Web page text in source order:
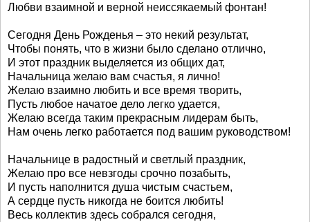
Любви взаимной и верной неиссякаемый фонтан!
Сегодня День Рожденья – это некий результат,
Чтобы понять, что в жизни было сделано отлично,
И этот праздник выделяется из общих дат,
Начальница желаю вам счастья, я лично!
Желаю взаимно любить и все время творить,
Пусть любое начатое дело легко удается,
Желаю всегда таким прекрасным лидерам быть,
Нам очень легко работается под вашим руководством!
Начальнице в радостный и светлый праздник,
Желаю про все невзгоды срочно позабыть,
И пусть наполнится душа чистым счастьем,
А сердце пусть никогда не боится любить!
Весь коллектив здесь собрался сегодня,